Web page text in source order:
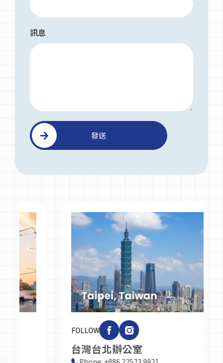
訊息
發送
台灣台北辦公室